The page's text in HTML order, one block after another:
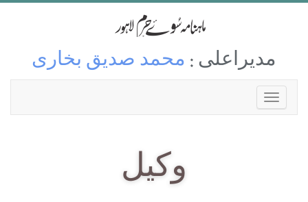
مدیراعلی : محمد صدیق بخاری
وکیل